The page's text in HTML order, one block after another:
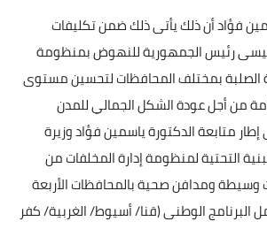
فؤاد أن ذلك يأتى ذلك ضمن تكليفات
رئيس الجمهورية للنهوض بمنظومة
الصلبة بمختلف المحافظات لتحسين مستوى
من أجل عودة الشكل الجمالي للمدن
متابعة الدكتورة ياسمين فؤاد وزيرة
التحتية لمنظومة إدارة المخلفات من
ومدافن صحية بالمحافظات الأربعة
الوطنى (قنا/ أسيوط/ الغربية/ كفر